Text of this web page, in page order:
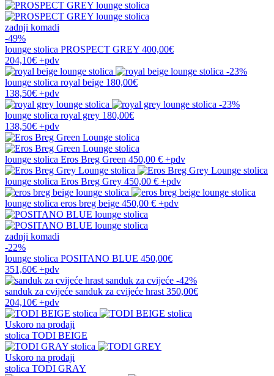
zadnji komadi
-49%
lounge stolica PROSPECT GREY 400,00€
204,10€ +pdv
-23%
lounge stolica royal beige 180,00€
138,50€ +pdv
-23%
lounge stolica royal grey 180,00€
138,50€ +pdv
lounge stolica Eros Breg Green 450,00 € +pdv
lounge stolica Eros Breg Grey 450,00 € +pdv
lounge stolica eros breg beige 450,00 € +pdv
zadnji komadi
-22%
lounge stolica POSITANO BLUE 450,00€
351,60€ +pdv
-42%
sanduk za cvijeće sanduk za cvijeće hrast 350,00€
204,10€ +pdv
Uskoro na prodaji
stolica TODI BEIGE
Uskoro na prodaji
stolica TODI GRAY